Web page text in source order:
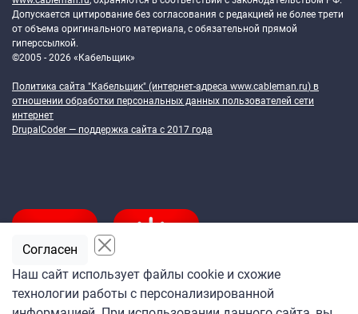
Допускается цитирование без согласования с редакцией не более трети
от объема оригинального материала, с обязательной прямой
гиперссылкой.
©2005 - 2026 «Кабельщик»
Политика сайта "Кабельщик" (интернет-адреса www.cableman.ru) в
отношении обработки персональных данных пользователей сети
интернет
DrupalCoder — поддержка сайта c 2017 года
Подпишитесь
Наш сайт использует файлы cookie и схожие
технологии работы с персонализированной
Согласен